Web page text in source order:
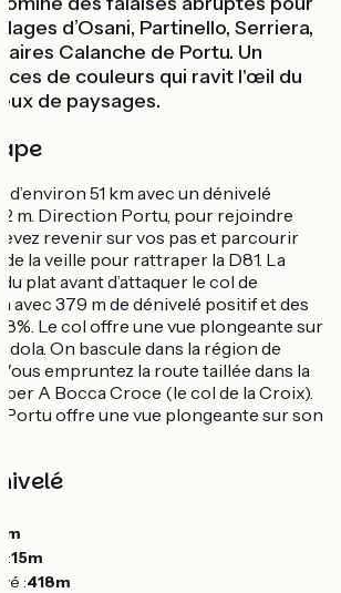
d’Osani, Partinello, Serriera,
Calanche de Portu. Un
de couleurs qui ravit l'œil du
de paysages.
d’environ 51 km avec un dénivelé
m. Direction Portu, pour rejoindre
revenir sur vos pas et parcourir
de la veille pour rattraper la D81. La
plat avant d’attaquer le col de
avec 379 m de dénivelé positif et des
8%. Le col offre une vue plongeante sur
On bascule dans la région de
Vous empruntez la route taillée dans la
A Bocca Croce (le col de la Croix).
Portu offre une vue plongeante sur son
:15m
:418m